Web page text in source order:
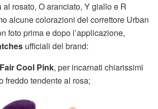
al rosato, O aranciato, Y giallo e R
alcune colorazioni del correttore Urban
foto prima e dopo l’applicazione,
ufficiali del brand:
Cool Pink, per incarnati chiarissimi
freddo tendente al rosa;